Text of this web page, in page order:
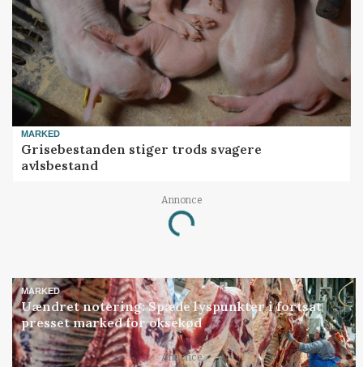
MARKED
Grisebestanden stiger trods svagere
avlsbestand
Annonce
Loading...
MARKED
Uændret notering: Spæde lyspunkter i fortsat
presset marked for oksekød
Annonce